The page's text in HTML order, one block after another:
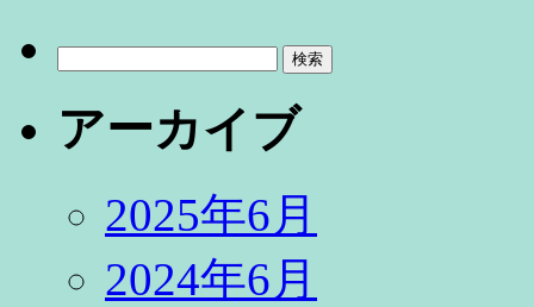
アーカイブ
2025年6月
2024年6月